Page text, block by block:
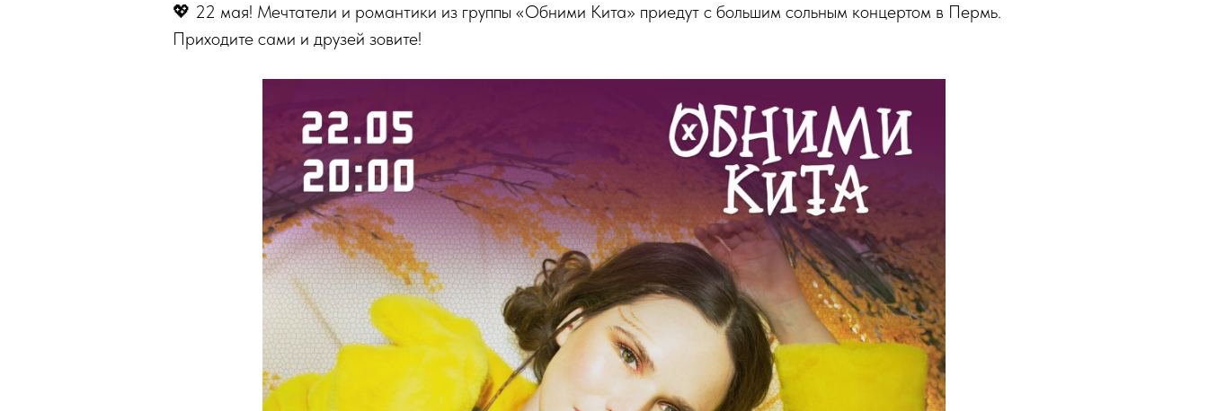
💖 22 мая! Мечтатели и романтики из группы «Обними Кита» приедут с большим сольным концертом в Пермь.
Приходите сами и друзей зовите!